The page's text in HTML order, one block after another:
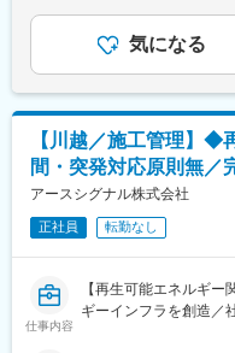
費の提案を行い、EPC
たちのため地球環境守
・案件のエリアは宮城
の出張が発生する場合
・現場の場所によって
■シントウグループにつ
（１）新東保険：「安
は、みなさまに「安心
め」に保険という商品
もらうことです。保険
っています。
た時間外労働の残業
円（一律手当を含む）
＞■昇給：あり■賞与：
安の金額であり、選考
(月額)は固定手当を含
気になる
【川越／施工管理】◆
間・突発対応原則無／
アースシグナル株式会社
正社員 転勤なし
仕事内容
【再生可能エネルギ
ギーインフラを創造／